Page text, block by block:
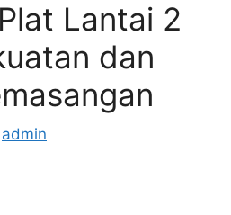
Lantai 2
dan
admin